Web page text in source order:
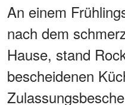
An einem
nach dem
Hause, stand
bescheidenen